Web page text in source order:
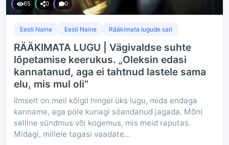
65 0 0
Eesti Naine Eesti Naine Rääkimata lugude sari
RÄÄKIMATA LUGU | Vägivaldse suhte
lõpetamise keerukus. „Oleksin edasi
kannatanud, aga ei tahtnud lastele sama
elu, mis mul oli“
Ilmselt on meil kõigil hingel üks lugu, mida endaga
kanname, aga pole kunagi söandanud jagada. Mõni
selline sündmus või kogemus, mis meid raputas.
Midagi, millele tagasi vaadate...